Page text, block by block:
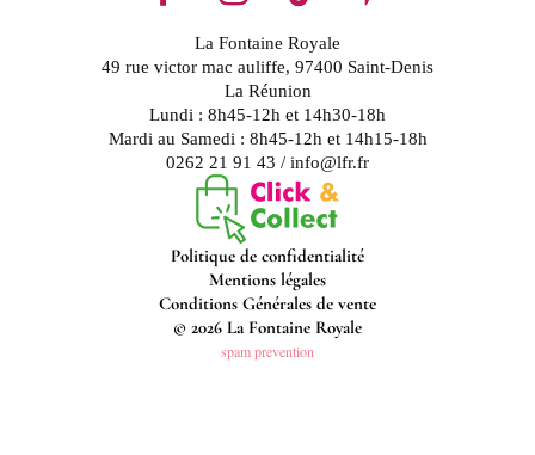
La Fontaine Royale
49 rue victor mac auliffe, 97400 Saint-Denis
La Réunion
Lundi : 8h45-12h et 14h30-18h
Mardi au Samedi : 8h45-12h et 14h15-18h
0262 21 91 43 / info@lfr.fr
Politique de confidentialité
Mentions légales
Conditions Générales de vente
© 2026 La Fontaine Royale
spam prevention